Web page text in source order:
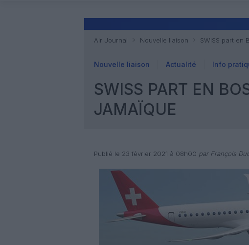
Air Journal Nouvelle liaison SWISS part en
Nouvelle liaison Actualité Info
SWISS PART EN
JAMAÏQUE
Publié le 23 février 2021 à 08h00 par François